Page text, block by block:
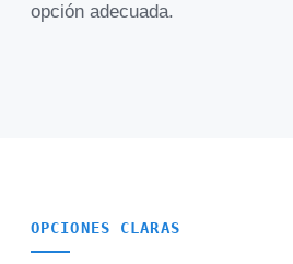
opción adecuada.
OPCIONES CLARAS